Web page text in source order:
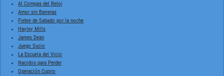
Al Compas del Reloj
Amor sin Barreras
Fiebre de Sabado por la noche
Hayley Mills
James Dean
Juego Sucio
La Escuela del Vicio
Nacidos para Perder
Operación Cupiro